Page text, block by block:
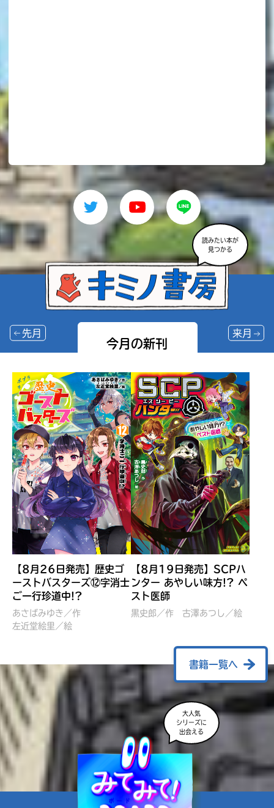
読みたい本が
見つかる
今月の新刊
先月 来月
ぼくたちのマインクラフト
冒険記 エンチャント剣
VS暴走モブ
営委員会／協力
レッツゴー！まいぜんシス
ターズ とつぜん、王様に
佐久間さのすけ／絵
【8月26日発売】歴史ゴ
ーストバスターズ⑫字消士
ご一行珍道中!?
あさばみゆき／作
左近堂絵里／絵
【8月19日発売】SCPハ
ンター あやしい味方!? ペ
スト医師
黒史郎／作 古澤あつし／絵
書籍一覧へ
大人気
シリーズに
出会える